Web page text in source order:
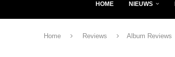
HOME NIEUWS
Home Reviews Album Reviews